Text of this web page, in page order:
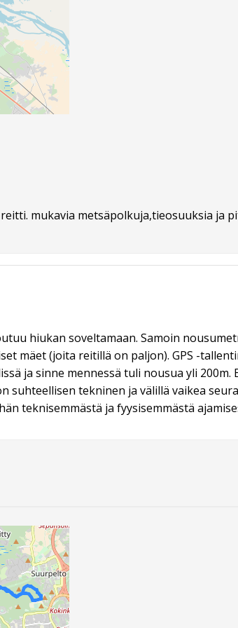
mukavia metsäpolkuja,tieosuuksia ja
hiukan soveltamaan. Samoin
mäet (joita reitillä on paljon). GPS -
ja sinne mennessä tuli nousua yli
suhteellisen tekninen ja välillä vaikea
teknisemmästä ja fyysisemmästä